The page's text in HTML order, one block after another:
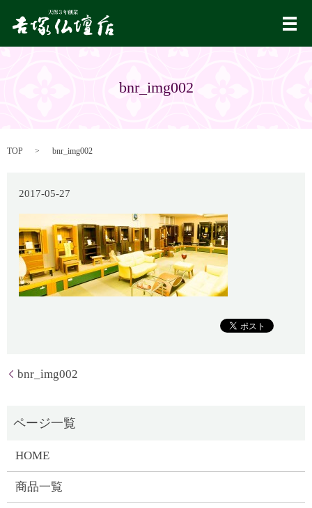
メ
bnr_img002
TOP bnr_img002
2017-05-27
bnr_img002
HOME
商品一覧